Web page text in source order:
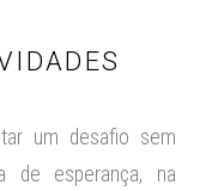
um desafio sem
de esperança, na